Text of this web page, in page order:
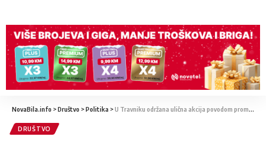
NovaBila.info >Društvo >Politika >U Travniku održana ulična akcija povodom promatranja Lokalnih izbora 2016. godine
DRUŠTVO